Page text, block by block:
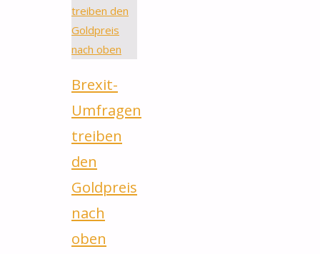
–
Goldpreis
steigt
Brexit-
Umfragen
treiben
den
Goldpreis
nach
oben